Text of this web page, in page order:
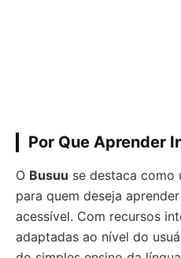
Por Que Aprender
O Busuu se destaca como
para quem deseja
acessível. Com recursos
adaptadas ao nível do